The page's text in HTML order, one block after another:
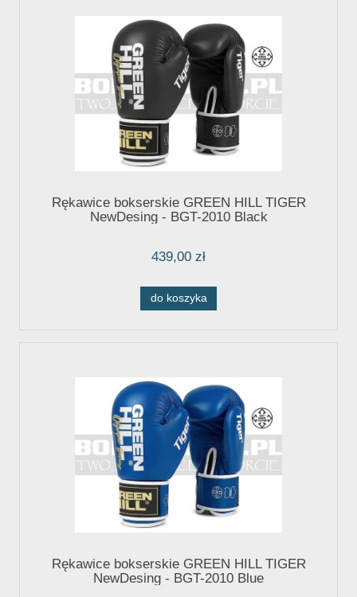
Rękawice bokserskie GREEN HILL TIGER
NewDesing - BGT-2010 Black
439,00 zł
do koszyka
Rękawice bokserskie GREEN HILL TIGER
NewDesing - BGT-2010 Blue